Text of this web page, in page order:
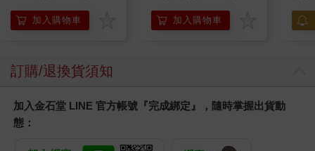
這幾年不間斷練習，攝影精進了許多。
加入購物車 加入購物車
訂購/退換貨須知
加入金石堂 LINE 官方帳號『完成綁定』，隨時掌握出貨動
態：